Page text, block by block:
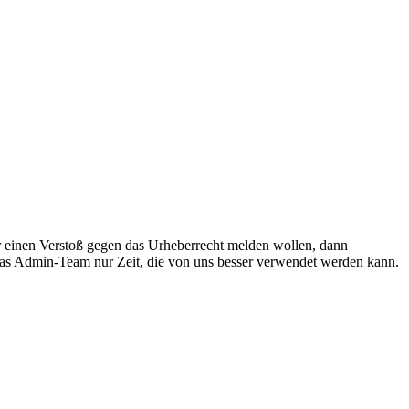
Verstoß gegen das Urheberrecht melden wollen, dann
Admin-Team nur Zeit, die von uns besser verwendet werden kann.